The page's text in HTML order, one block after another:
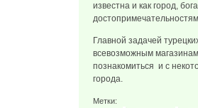
известна и как город,
Главной задачей
всевозможным
познакомиться и с
города.
Метки: